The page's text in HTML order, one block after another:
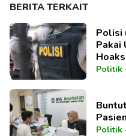
BERITA TERKAIT
Polisi
Pakai
Hoaks
Politik
Politik